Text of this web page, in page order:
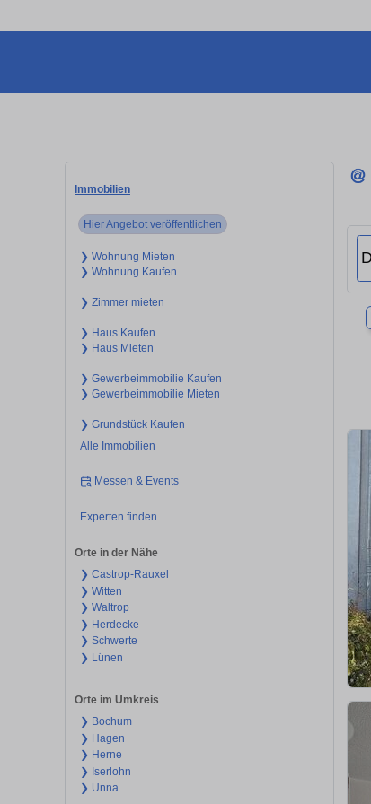
Immobilien
Hier Angebot veröffentlichen
❯ Wohnung Mieten
❯ Wohnung Kaufen
❯ Zimmer mieten
❯ Haus Kaufen
❯ Haus Mieten
❯ Gewerbeimmobilie Kaufen
❯ Gewerbeimmobilie Mieten
❯ Grundstück Kaufen
Alle Immobilien
Messen & Events
Experten finden
Orte in der Nähe
❯ Castrop-Rauxel
❯ Witten
❯ Waltrop
❯ Herdecke
❯ Schwerte
❯ Lünen
Orte im Umkreis
❯ Bochum
❯ Hagen
❯ Herne
❯ Iserlohn
❯ Unna